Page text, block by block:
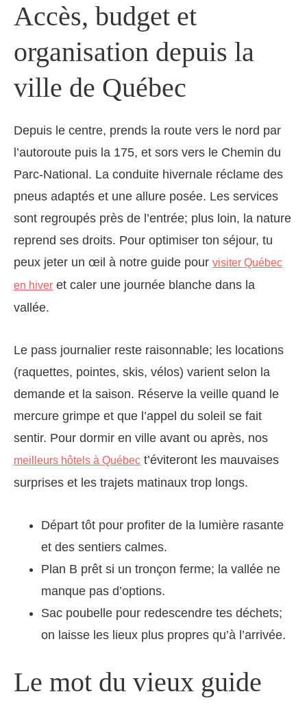
Accès, budget et
organisation depuis la
ville de Québec
Depuis le centre, prends la route vers le nord par
l’autoroute puis la 175, et sors vers le Chemin du
Parc‑National. La conduite hivernale réclame des
pneus adaptés et une allure posée. Les services
sont regroupés près de l’entrée; plus loin, la nature
reprend ses droits. Pour optimiser ton séjour, tu
peux jeter un œil à notre guide pour visiter Québec
en hiver et caler une journée blanche dans la
vallée.
Le pass journalier reste raisonnable; les locations
(raquettes, pointes, skis, vélos) varient selon la
demande et la saison. Réserve la veille quand le
mercure grimpe et que l’appel du soleil se fait
sentir. Pour dormir en ville avant ou après, nos
meilleurs hôtels à Québec t’éviteront les mauvaises
surprises et les trajets matinaux trop longs.
Départ tôt pour profiter de la lumière rasante
et des sentiers calmes.
Plan B prêt si un tronçon ferme; la vallée ne
manque pas d’options.
Sac poubelle pour redescendre tes déchets;
on laisse les lieux plus propres qu’à l’arrivée.
Le mot du vieux guide